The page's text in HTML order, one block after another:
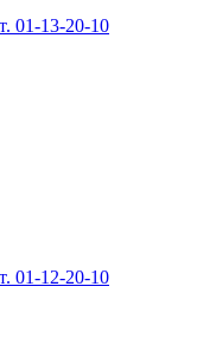
01-13-20-10
01-12-20-10